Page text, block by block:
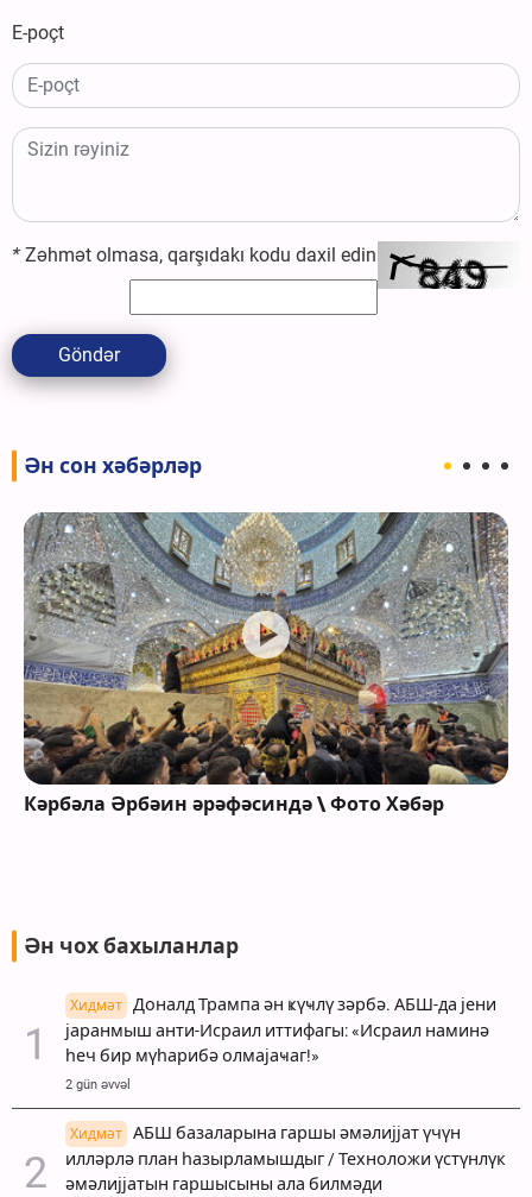
E-poçt
* Zəhmət olmasa, qarşıdakı kodu daxil edin
Göndər
Ән сон хәбәрләр
Кәрбәла Әрбәин әрәфәсиндә \ Фото Хәбәр
Ән чох бахыланлар
Хидмәт
Доналд Трампа ән ҝүҹлү зәрбә. АБШ-да јени
јаранмыш анти-Исраил иттифагы: «Исраил наминә
һеч бир мүһарибә олмајаҹаг!»
2 gün əvvəl
Хидмәт
АБШ базаларына гаршы әмәлијјат үчүн
илләрлә план һазырламышдыг / Техноложи үстүнлүк
әмәлијјатын гаршысыны ала билмәди